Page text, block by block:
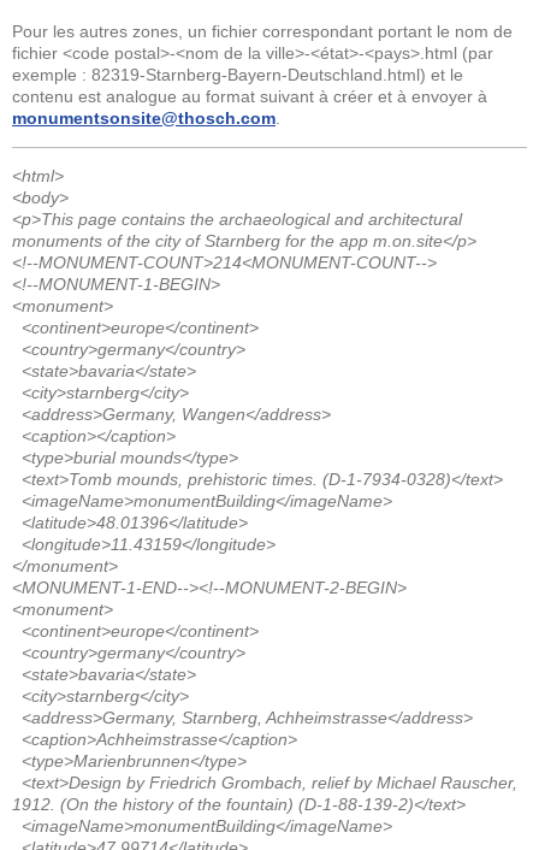
Pour les autres zones, un fichier correspondant portant le nom de
fichier <code postal>-<nom de la ville>-<état>-<pays>.html (par
exemple : 82319-Starnberg-Bayern-Deutschland.html) et le
contenu est analogue au format suivant à créer et à envoyer à
monumentsonsite@thosch.com.
<html>
<body>
<p>This page contains the archaeological and architectural
monuments of the city of Starnberg for the app m.on.site</p>
<!--MONUMENT-COUNT>214<MONUMENT-COUNT-->
<!--MONUMENT-1-BEGIN>
<monument>
<continent>europe</continent>
<country>germany</country>
<state>bavaria</state>
<city>starnberg</city>
<address>Germany, Wangen</address>
<caption></caption>
<type>burial mounds</type>
<text>Tomb mounds, prehistoric times. (D-1-7934-0328)</text>
<imageName>monumentBuilding</imageName>
<latitude>48.01396</latitude>
<longitude>11.43159</longitude>
</monument>
<MONUMENT-1-END--><!--MONUMENT-2-BEGIN>
<monument>
<continent>europe</continent>
<country>germany</country>
<state>bavaria</state>
<city>starnberg</city>
<address>Germany, Starnberg, Achheimstrasse</address>
<caption>Achheimstrasse</caption>
<type>Marienbrunnen</type>
<text>Design by Friedrich Grombach, relief by Michael Rauscher,
1912. (On the history of the fountain) (D-1-88-139-2)</text>
<imageName>monumentBuilding</imageName>